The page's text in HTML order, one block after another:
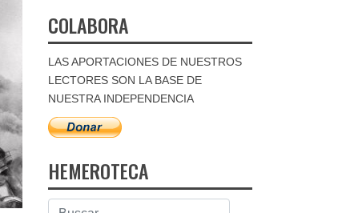
COLABORA
LAS APORTACIONES DE NUESTROS
LECTORES SON LA BASE DE
NUESTRA INDEPENDENCIA
HEMEROTECA